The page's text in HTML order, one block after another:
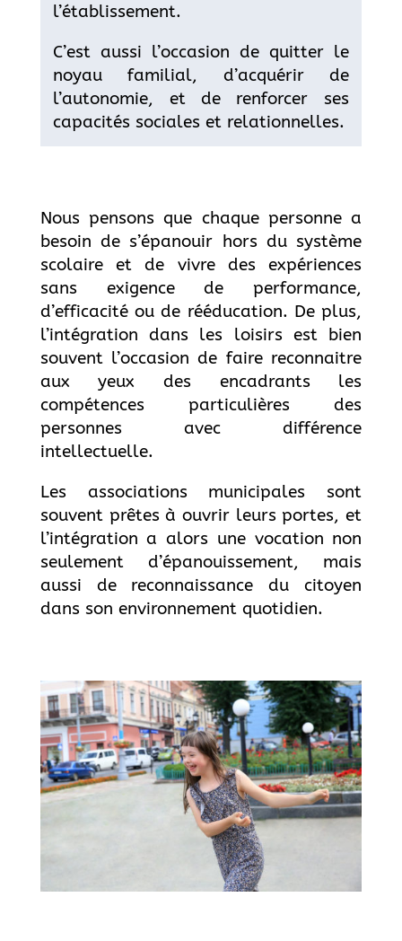
l’établissement.
C’est aussi l’occasion de quitter le
noyau familial, d’acquérir de
l’autonomie, et de renforcer ses
capacités sociales et relationnelles.
Nous pensons que chaque personne a
besoin de s’épanouir hors du système
scolaire et de vivre des expériences
sans exigence de performance,
d’efficacité ou de rééducation. De plus,
l’intégration dans les loisirs est bien
souvent l’occasion de faire reconnaitre
aux yeux des encadrants les
compétences particulières des
personnes avec différence
intellectuelle.
Les associations municipales sont
souvent prêtes à ouvrir leurs portes, et
l’intégration a alors une vocation non
seulement d’épanouissement, mais
aussi de reconnaissance du citoyen
dans son environnement quotidien.